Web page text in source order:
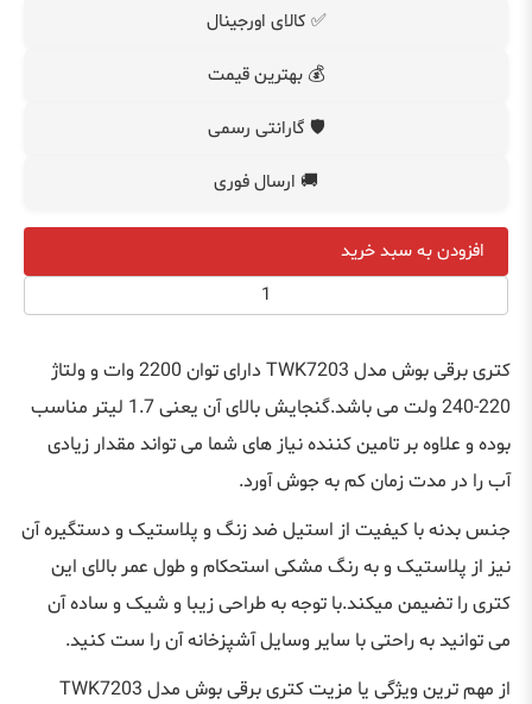
✅ کالای اورجینال
💰 بهترین قیمت
🛡️ گارانتی رسمی
🚚 ارسال فوری
افزودن به سبد خرید
کتری برقی بوش مدل TWK7203
دارای توان 2200 وات و ولتاژ
220-240 ولت می باشد.گنجایش بالای آن یعنی 1.7 لیتر مناسب
بوده و علاوه بر تامین کننده نیاز های شما می تواند مقدار زیادی
آب را در مدت زمان کم به جوش آورد.
جنس بدنه با کیفیت از استیل ضد زنگ و پلاستیک و دستگیره آن
نیز از پلاستیک و به رنگ مشکی استحکام و طول عمر بالای این
کتری را تضیمن میکند.با توجه به طراحی زیبا و شیک و ساده آن
می توانید به راحتی با سایر وسایل آشپزخانه آن را ست کنید.
از مهم ترین ویژگی یا مزیت کتری برقی بوش مدل TWK7203